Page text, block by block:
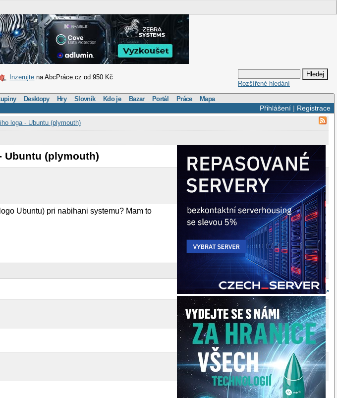
Inzerujte na AbcPráce.cz od 950 Kč
Rozšířené hledání
Desktopy Hry Slovník Kdo je Bazar Portál Práce Mapa
Přihlášení| Registrace
loga - Ubuntu (plymouth)
Ubuntu (plymouth)
Ubuntu) pri nabihani systemu? Mam to